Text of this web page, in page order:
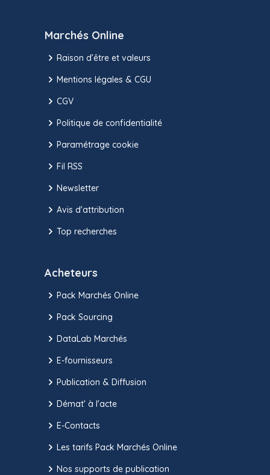
Marchés Online
Raison d’être et valeurs
Mentions légales & CGU
CGV
Politique de confidentialité
Paramétrage cookie
Fil RSS
Newsletter
Avis d'attribution
Top recherches
Acheteurs
Pack Marchés Online
Pack Sourcing
DataLab Marchés
E-fournisseurs
Publication & Diffusion
Démat' à l'acte
E-Contacts
Les tarifs Pack Marchés Online
Nos supports de publication